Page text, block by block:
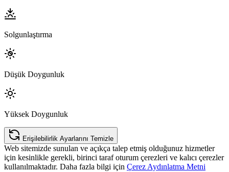
Solgunlaştırma
Düşük Doygunluk
Yüksek Doygunluk
Erişilebilirlik Ayarlarını Temizle
Web sitemizde sunulan ve açıkça talep etmiş olduğunuz hizmetler
için kesinlikle gerekli, birinci taraf oturum çerezleri ve kalıcı çerezler
kullanılmaktadır. Daha fazla bilgi için Çerez Aydınlatma Metni